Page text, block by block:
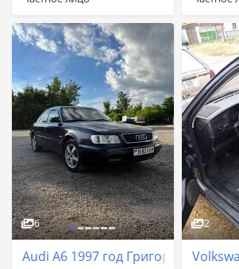
6
Audi A6 1997 год Григориополь
2